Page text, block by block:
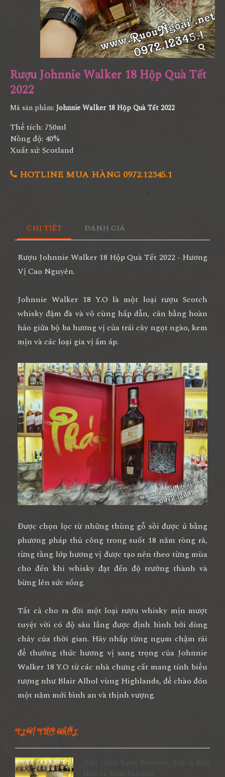
Rượu Johnnie Walker 18 Hộp Quà Tết
2022
Mã sản phẩm: Johnnie Walker 18 Hộp Quà Tết 2022
Thể tích: 750ml
Nồng độ: 40%
Xuất xứ: Scotland
HOTLINE MUA HÀNG 0972.12345.1
CHI TIẾT ĐÁNH GIÁ
Rượu Johnnie Walker 18 Hộp Quà Tết 2022 - Hương
Vị Cao Nguyên.
Johnnie Walker 18 Y.O là một loại rượu Scotch
whisky đậm đà và vô cùng hấp dẫn, cân bằng hoàn
hảo giữa bộ ba hương vị của trái cây ngọt ngào, kem
mịn và các loại gia vị ấm áp.
Được chọn lọc từ những thùng gỗ sồi được ủ bằng
phương pháp thủ công trong suốt 18 năm ròng rã,
từng tầng lớp hương vị được tạo nên theo từng mùa
cho đến khi whisky đạt đến độ trưởng thành và
bừng lên sức sống.
Tất cả cho ra đời một loại rượu whisky mịn mượt
tuyệt vời có độ sâu lắng được định hình bởi dòng
chảy của thời gian. Hãy nhấp từng ngụm chậm rãi
để thưởng thức hương vị sang trọng của Johnnie
Walker 18 Y.O từ các nhà chưng cất mang tính biểu
tượng như Blair Alhol vùng Highlands, để chào đón
một năm mới bình an và thịnh vượng.
TIN TỨC MỚI